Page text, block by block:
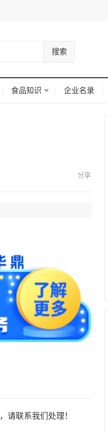
搜索
食品知识 企业名录
请联系我们处理！